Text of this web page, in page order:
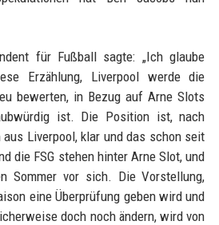
für Fußball sagte: „Ich glaube
Erzählung, Liverpool werde die
bewerten, in Bezug auf Arne Slots
ist. Die Position ist, nach
aus Liverpool, klar und das schon seit
die FSG stehen hinter Arne Slot, und
Sommer vor sich. Die Vorstellung,
eine Überprüfung geben wird und
doch noch ändern, wird von